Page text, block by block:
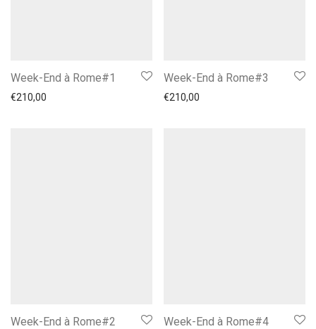
Week-End à Rome#1
€210,00
Week-End à Rome#3
€210,00
Week-End à Rome#2 Week-End à Rome#4